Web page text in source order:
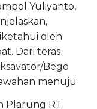
Yuliyanto,
oleh
Dari teras
Bego
menuju
Plarung RT